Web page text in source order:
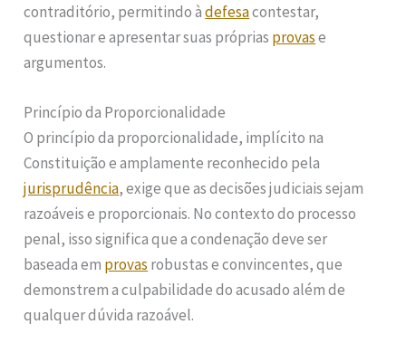
contraditório, permitindo àdefesacontestar,
questionar e apresentar suas próprias provase
argumentos.
Princípio da Proporcionalidade
O princípio da proporcionalidade, implícito na
Constituição e amplamente reconhecido pela
jurisprudência, exige que as decisões judiciais sejam
razoáveis e proporcionais. No contexto do processo
penal, isso significa que a condenação deve ser
baseada em provas robustas e convincentes, que
demonstrem a culpabilidade do acusado além de
qualquer dúvida razoável.